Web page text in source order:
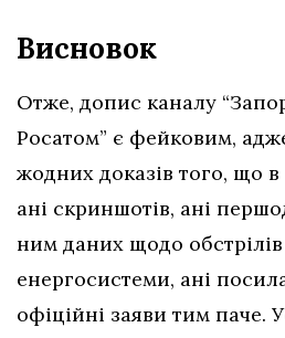
Висновок
Отже, допис каналу
Росатом” є фейковим,
жодних доказів того, що
ані скриншотів, ані
ним даних щодо обстрілів
енергосистеми, ані
офіційні заяви тим паче.